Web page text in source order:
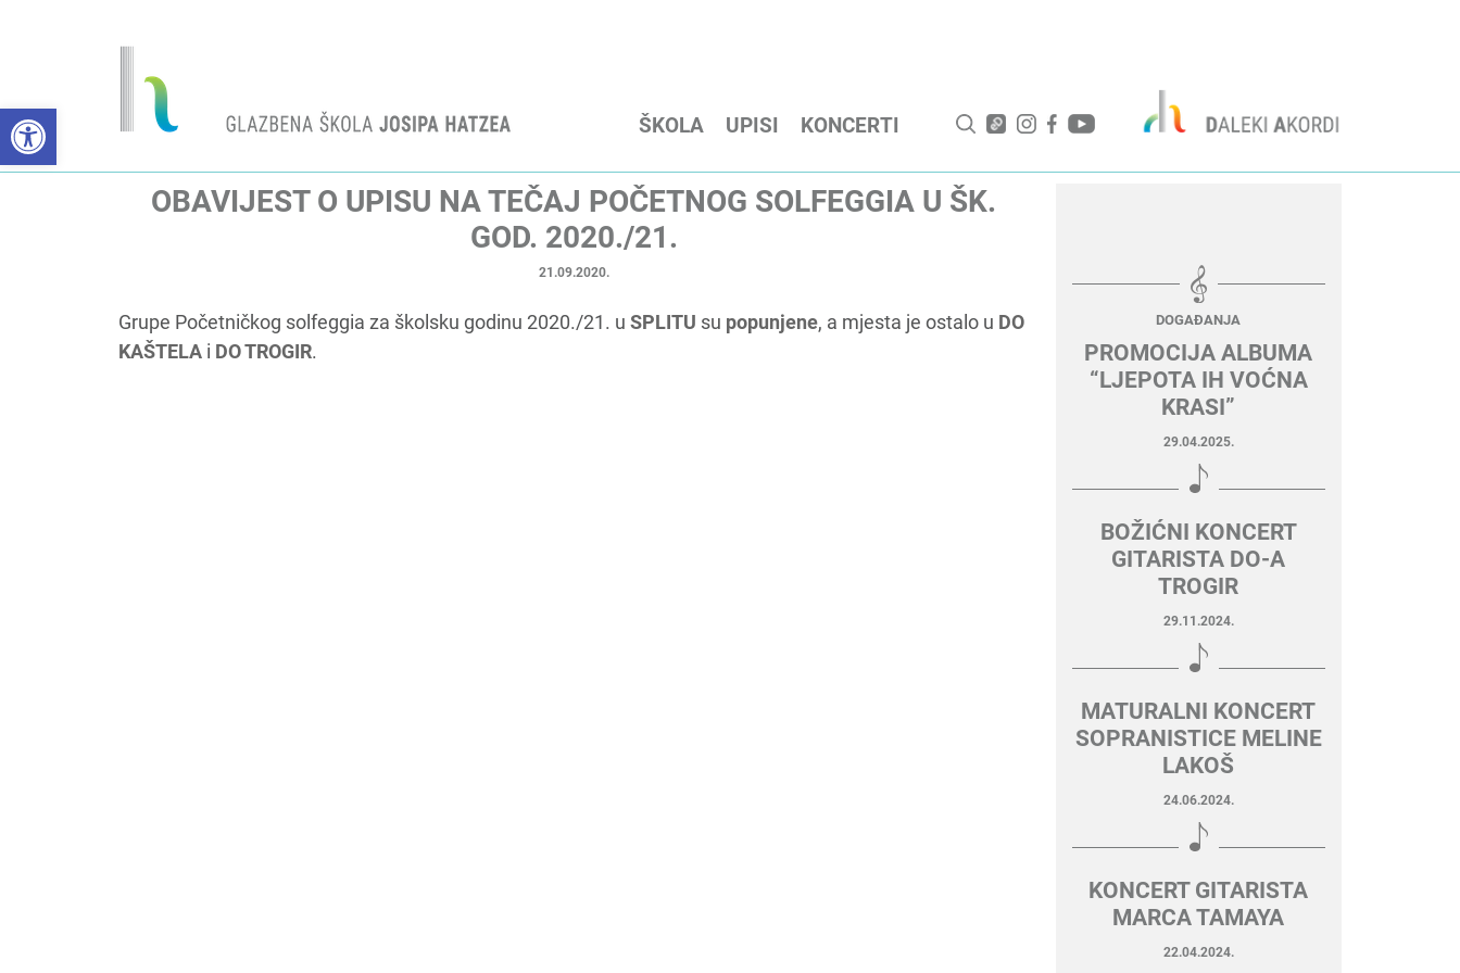
Open toolbar ŠKOLA UPISI KONCERTI
OBAVIJEST O UPISU NA TEČAJ POČETNOG SOLFEGGIA U ŠK.
GOD. 2020./21.
21.09.2020.
Grupe Početničkog solfeggia za školsku godinu 2020./21. u SPLITU su popunjene, a mjesta je ostalo u DO
KAŠTELA i DO TROGIR.
DOGAĐANJA
PROMOCIJA ALBUMA
“LJEPOTA IH VOĆNA
KRASI”
29.04.2025.
BOŽIĆNI KONCERT
GITARISTA DO-A
TROGIR
29.11.2024.
MATURALNI KONCERT
SOPRANISTICE MELINE
LAKOŠ
24.06.2024.
KONCERT GITARISTA
MARCA TAMAYA
22.04.2024.